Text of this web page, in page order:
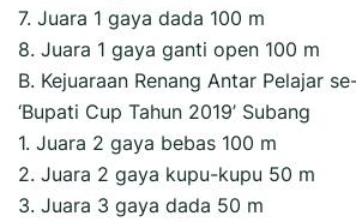
7. Juara 1 gaya dada 100 m
8. Juara 1 gaya ganti open 100 m
B. Kejuaraan Renang Antar Pelajar
‘Bupati Cup Tahun 2019’ Subang
1. Juara 2 gaya bebas 100 m
2. Juara 2 gaya kupu-kupu 50 m
3. Juara 3 gaya dada 50 m